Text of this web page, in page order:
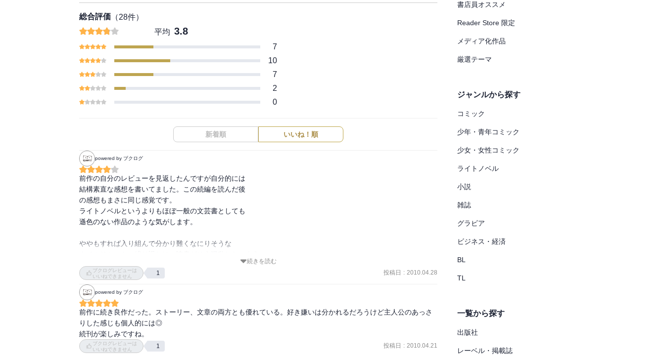
総合評価 （28件）
平均 3.8
7
10
7
2
0
新着順 いいね！順
powered by ブクログ
前作の自分のレビューを見返したんですが自分的には
結構素直な感想を書いてました。この続編を読んだ後
の感想もまさに同じ感覚です。
ライトノベルというよりもほぼ一般の文芸書としても
遜色のない作品のような気がします。
ややもすれば入り組んで分かり難くなにりそうな
丁寧に書かれていて、時間の経過と繰り返しが非常に
分かり易い。この力量だけ見ても作家さんの力が
伺い知れます。
主人公ケイと春埼との絶対的な関係性は揺るぎなく、
清らかで、脆くて、切ない...。今作中で登場する
「魔女」の問い...あなたは石に恋することが出来る?
ケイと春埼のそれぞれの答え。胸の奥がググっと来ます。
続きを読む
ブクログレビューは
いいねできません
1 投稿日 : 2010.04.28
powered by ブクログ
前作に続き良作だった。ストーリー、文章の両方とも優れている。好き嫌いは分かれるだろうけど主人公のあっさ
りした感じも個人的には◎
続刊が楽しみですね。
ブクログレビューは
いいねできません
1 投稿日 : 2010.04.21
書店員オススメ
Reader Store 限定
メディア化作品
厳選テーマ
ジャンルから探す
コミック
少年・青年コミック
少女・女性コミック
ライトノベル
小説
雑誌
グラビア
ビジネス・経済
BL
TL
一覧から探す
出版社
レーベル・掲載誌